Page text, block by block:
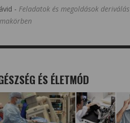
- Feladatok és megoldások deriválás
ÉS ÉLETMÓD